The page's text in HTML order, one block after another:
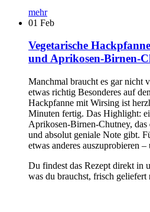
mehr
01 Feb
Vegetarische
und Aprikosen-Birnen-
Manchmal braucht es gar nicht
etwas richtig Besonderes auf
Hackpfanne mit Wirsing ist
Minuten fertig. Das Highlight:
Aprikosen-Birnen-Chutney,
und absolut geniale Note gibt.
etwas anderes auszuprobieren
Du findest das Rezept direkt in
was du brauchst, frisch geliefert